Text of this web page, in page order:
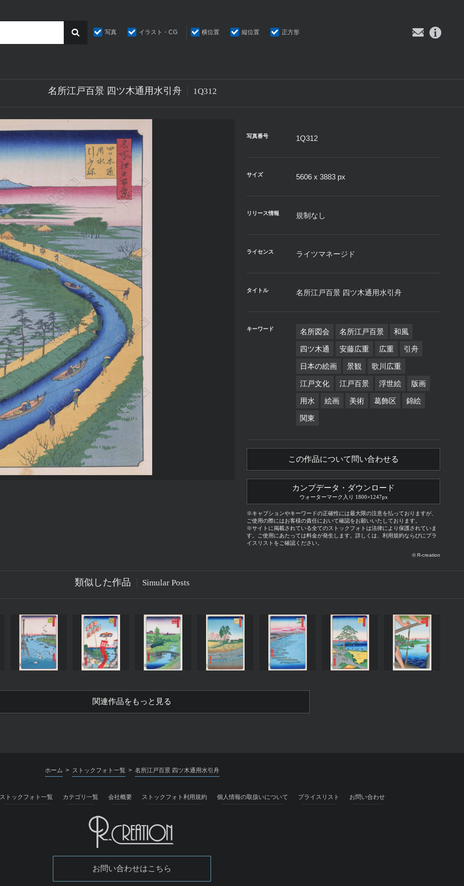
写真 イラスト・CG 横位置 縦位置 正方形
名所江戸百景 四ツ木通用水引舟 1Q312
写真番号 1Q312
サイズ 5606 x 3883 px
リリース情報 規制なし
ライセンス ライツマネージド
タイトル 名所江戸百景 四ツ木通用水引舟
キーワード 名所図会 名所江戸百景 和風
四ツ木通 安藤広重 広重 引舟
日本の絵画 景観 歌川広重
江戸文化 江戸百景 浮世絵 版画
用水 絵画 美術 葛飾区 錦絵
関東
この作品について問い合わせる
カンプデータ・ダウンロード
ウォーターマーク入り 1800×1247px
※キャプションやキーワードの正確性には最大限の注意を払っておりますが、
ご使用の際にはお客様の責任において確認をお願いいたしております。
※サイトに掲載されている全てのストックフォトは法律により保護されていま
す。ご使用にあたっては料金が発生します。詳しくは、利用規約ならびにプラ
イスリストをご確認ください。
© R-creation
類似した作品 Simular Posts
関連作品をもっと見る
ホーム > ストックフォト一覧 > 名所江戸百景 四ツ木通用水引舟
ストックフォト一覧 カテゴリ一覧 会社概要 ストックフォト利用規約 個人情報の取扱いについて プライスリスト お問い合わせ
お問い合わせはこちら